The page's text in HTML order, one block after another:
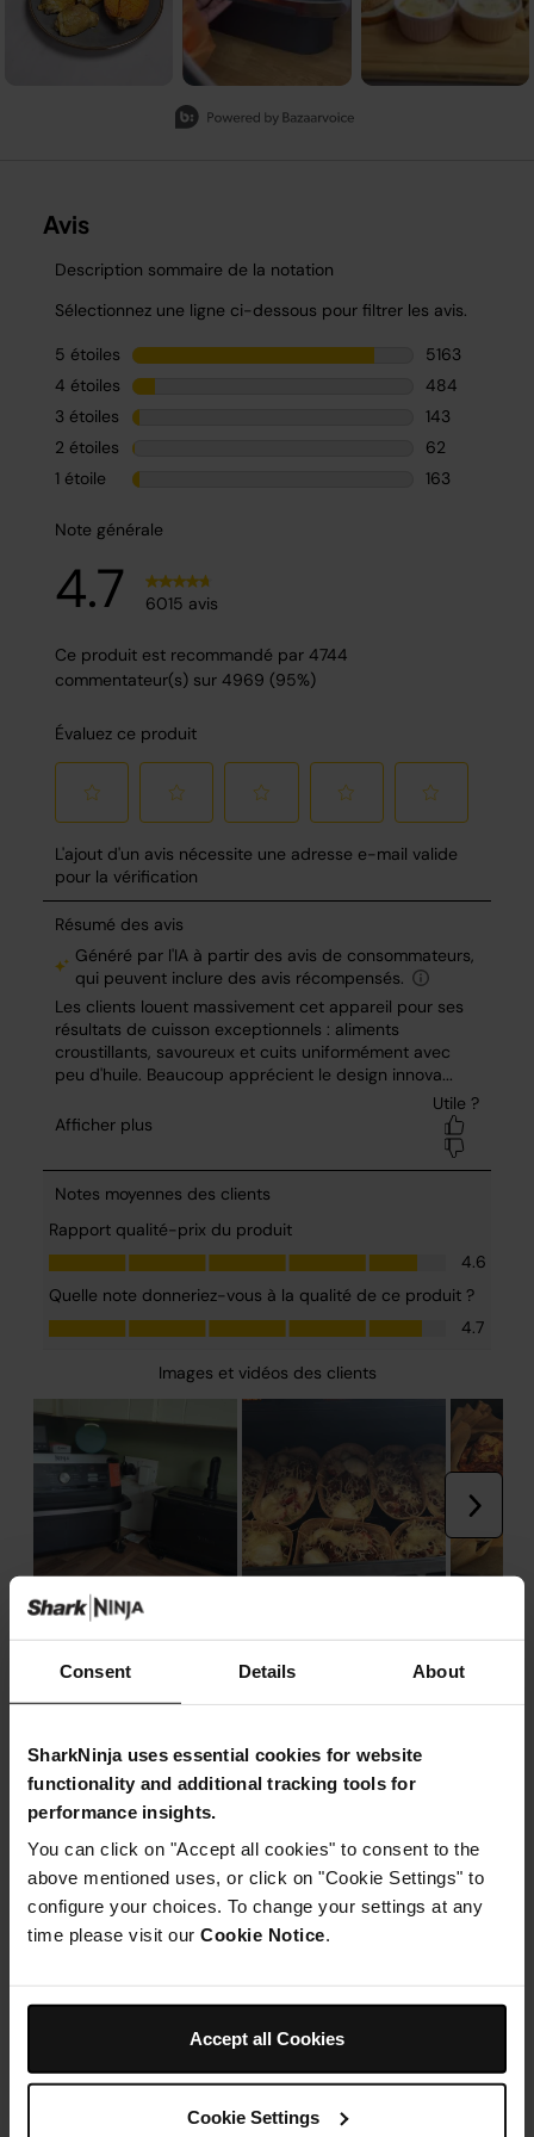
Consent Details About
SharkNinja uses essential cookies for website
functionality and additional tracking tools for
performance insights.
You can click on "Accept all cookies" to consent to the
above mentioned uses, or click on "Cookie Settings" to
configure your choices. To change your settings at any
time please visit our Cookie Notice.
Accept all Cookies
Cookie Settings